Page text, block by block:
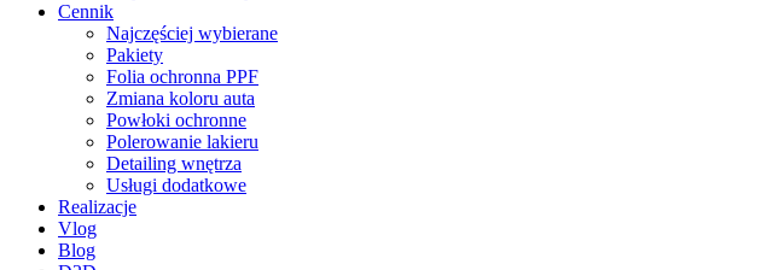
Cennik
Najczęściej wybierane
Pakiety
Folia ochronna PPF
Zmiana koloru auta
Powłoki ochronne
Polerowanie lakieru
Detailing wnętrza
Usługi dodatkowe
Realizacje
Vlog
Blog